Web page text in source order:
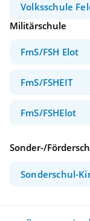
Volksschule
Militärschule
FmS/FSH Elot
FmS/FSHEIT
FmS/FSHElot
Sonder-/
Sonderschul-